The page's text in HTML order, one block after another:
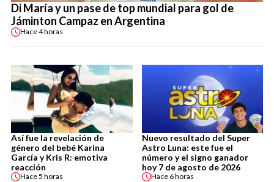
Di María y un pase de top mundial para gol de
Jáminton Campaz en Argentina
Hace4 horas
Así fue la revelación de
género del bebé Karina
García y Kris R: emotiva
reacción
Hace5 horas
Nuevo resultado del Super
Astro Luna: este fue el
número y el signo ganador
hoy 7 de agosto de 2026
Hace 6 horas